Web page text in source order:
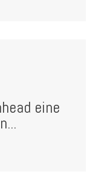
eine